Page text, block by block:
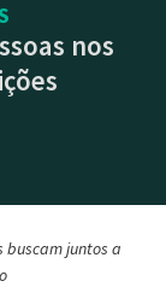
nos
buscamjuntos a